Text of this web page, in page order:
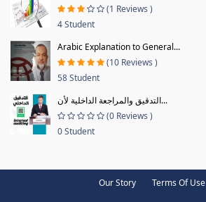
(1 Reviews )
4 Student
Arabic Explanation to General...
(10 Reviews )
58 Student
التدقيق والمراجعة الداخلية لأن...
(0 Reviews )
0 Student
Our Story Terms Of Use